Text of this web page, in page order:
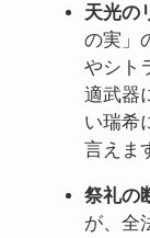
天光の
の実」
やシト
適武器
い瑞希
言えま
祭礼の
が、全